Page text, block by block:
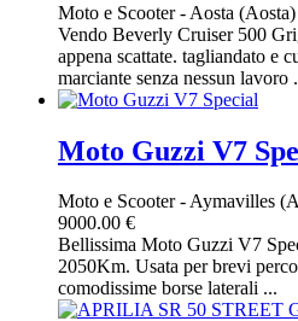
Moto e Scooter- Aosta (Aosta)
Vendo Beverly Cruiser 500
appena scattate. tagliandato e
marciante senza nessun lavoro
Moto Guzzi V7
Moto e Scooter-Aymavilles
9000.00 €
Bellissima Moto Guzzi V7
2050Km. Usata per brevi
comodissime borse laterali ...